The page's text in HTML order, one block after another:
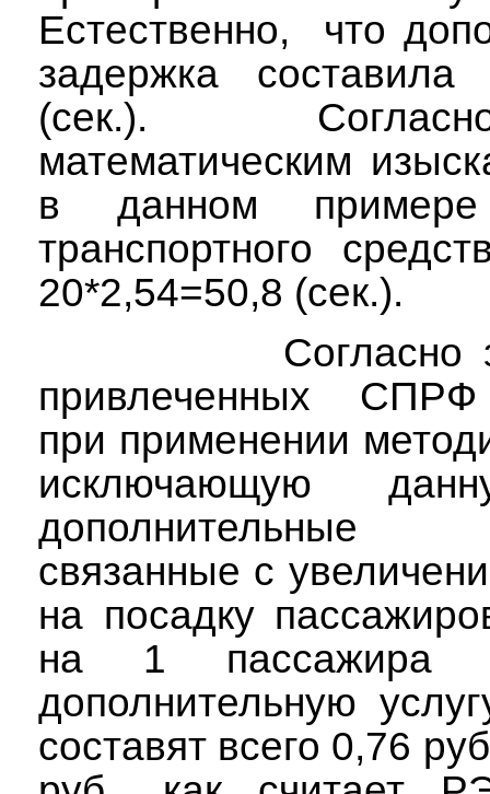
Естественно,
что
задержка составила
(сек.).
математическим
в данном примере
транспортного
20*2,54=50,8 (сек.).
Согласно
привлеченных СПРФ
при применении
исключающую
дополнительные
связанные с
на посадку
на 1 пассажира
дополнительную
составят всего 0,76